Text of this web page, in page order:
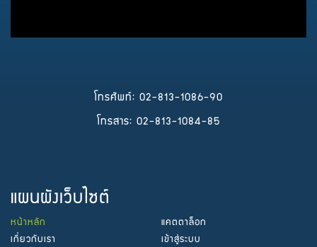
โทรศัพท์: 02-813-1086-90
โทรสาร: 02-813-1084-85
แผนผังเว็บไซต์
หน้าหลัก
เกี่ยวกับเรา
แคตตาล็อก
เข้าสู่ระบบ